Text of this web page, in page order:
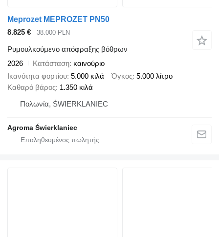
Meprozet MEPROZET PN50
8.825 €
38.000 PLN
Ρυμουλκούμενο απόφραξης βόθρων
2026
Κατάσταση καινούριο
Ικανότητα φορτίου 5.000 κιλά Όγκος 5.000 λίτρο
Καθαρό βάρος 1.350 κιλά
Πολωνία, ŚWIERKLANIEC
Agroma Świerklaniec